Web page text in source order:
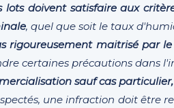
lots doivent satisfaire aux
, quel que soit le taux
rigoureusement maitrisé par
certaines précautions dans
sauf cas
une infraction doit être